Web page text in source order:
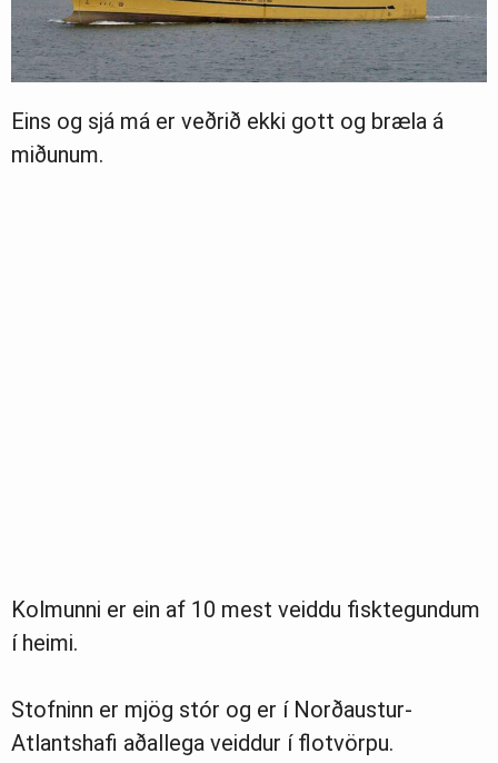
Eins og sjá má er veðrið ekki gott og bræla á
miðunum.
Kolmunni er ein af 10 mest veiddu fisktegundum
í heimi.
Stofninn er mjög stór og er í Norðaustur-
Atlantshafi aðallega veiddur í flotvörpu.